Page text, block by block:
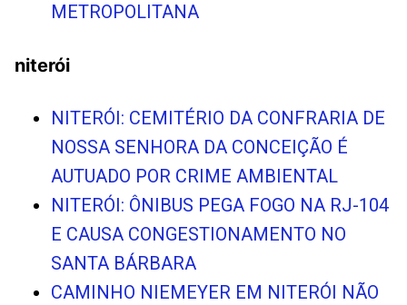
METROPOLITANA
niterói
NITERÓI: CEMITÉRIO DA CONFRARIA DE
NOSSA SENHORA DA CONCEIÇÃO É
AUTUADO POR CRIME AMBIENTAL
NITERÓI: ÔNIBUS PEGA FOGO NA RJ-104
E CAUSA CONGESTIONAMENTO NO
SANTA BÁRBARA
CAMINHO NIEMEYER EM NITERÓI NÃO